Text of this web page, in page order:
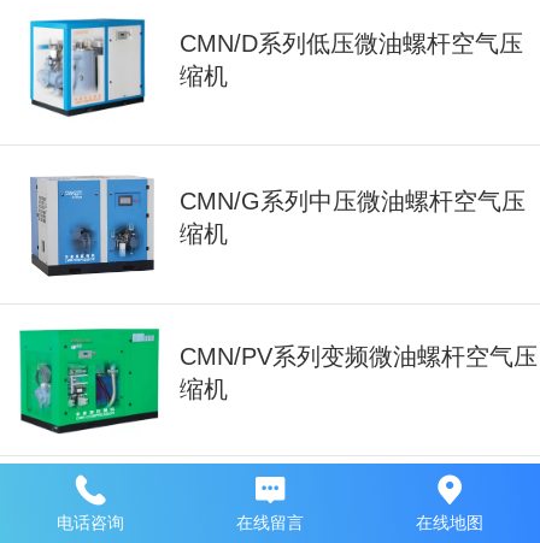
CMN/D系列低压微油螺杆空气压
缩机
CMN/G系列中压微油螺杆空气压
缩机
CMN/PV系列变频微油螺杆空气压
缩机
CMN系列车载微油空气压缩机
电话咨询 在线留言 在线地图